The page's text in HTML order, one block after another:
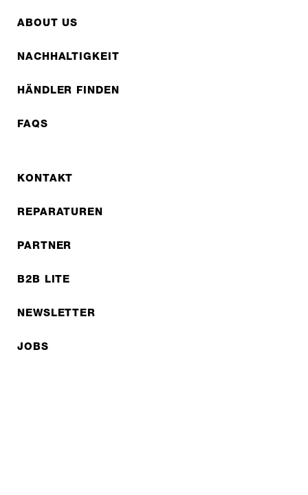
ABOUT US
NACHHALTIGKEIT
HÄNDLER FINDEN
FAQS
KONTAKT
REPARATUREN
PARTNER
B2B LITE
NEWSLETTER
JOBS